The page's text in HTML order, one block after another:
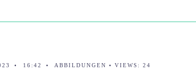
• 16:42 • ABBILDUNGEN • VIEWS: 24